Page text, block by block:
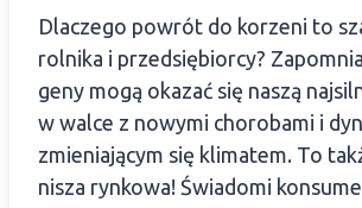
Dlaczego powrót do korzeni to
rolnika i przedsiębiorcy?
geny mogą okazać się naszą
w walce z nowymi chorobami i
zmieniającym się klimatem. To
nisza rynkowa! Świadomi